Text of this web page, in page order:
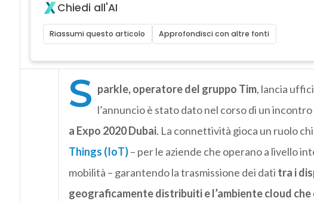
Chiedi all'AI
Riassumi questo articolo Approfondisci con altre fonti
S parkle, operatore del gruppo Tim, lancia
l’annuncio è stato dato nel corso di un
a Expo 2020 Dubai. La connettività gioca un ruolo
Things (IoT)– per le aziende che operano a livello
mobilità – garantendo la trasmissione dei dati tra i
geograficamente distribuiti e l’ambiente cloud